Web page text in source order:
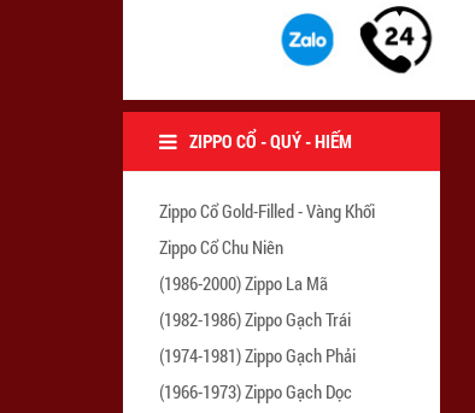
ZIPPO CỔ - QUÝ - HIẾM
Zippo Cổ Gold-Filled - Vàng Khối
Zippo Cổ Chu Niên
(1986-2000) Zippo La Mã
(1982-1986) Zippo Gạch Trái
(1974-1981) Zippo Gạch Phải
(1966-1973) Zippo Gạch Dọc